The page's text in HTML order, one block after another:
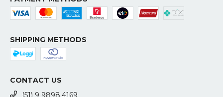
SHIPPING METHODS
CONTACT US
(51) 9 9898.4169